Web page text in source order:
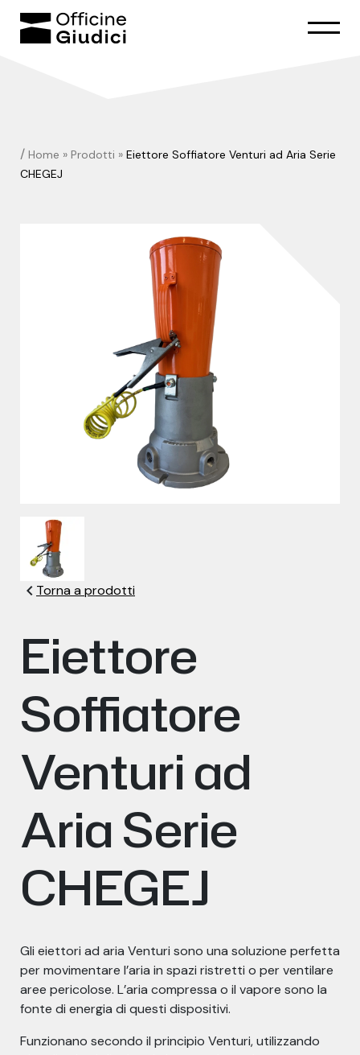
/ Home » Prodotti » Eiettore Soffiatore Venturi ad Aria Serie
CHEGEJ
chevron_leftTorna a prodotti
Eiettore
Soffiatore
Venturi ad
Aria Serie
CHEGEJ
Gli eiettori ad aria Venturi sono una soluzione perfetta
per movimentare l’aria in spazi ristretti o per ventilare
aree pericolose. L’aria compressa o il vapore sono la
fonte di energia di questi dispositivi.
Funzionano secondo il principio Venturi, utilizzando